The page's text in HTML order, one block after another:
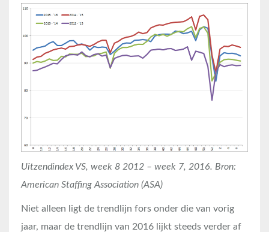
Uitzendindex VS, week 8 2012 – week 7, 2016. Bron:
American Staffing Association (ASA)
Niet alleen ligt de trendlijn fors onder die van vorig
jaar, maar de trendlijn van 2016 lijkt steeds verder af